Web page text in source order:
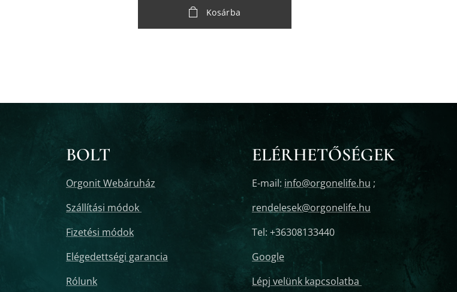
Kosárba
BOLT
Orgonit Webáruház
Szállítási módok
Fizetési módok
Elégedettségi garancia
Rólunk
ELÉRHETŐSÉGEK
E-mail: info@orgonelife.hu ;
rendelesek@orgonelife.hu
Tel: +36308133440
Google
Lépj velünk kapcsolatba